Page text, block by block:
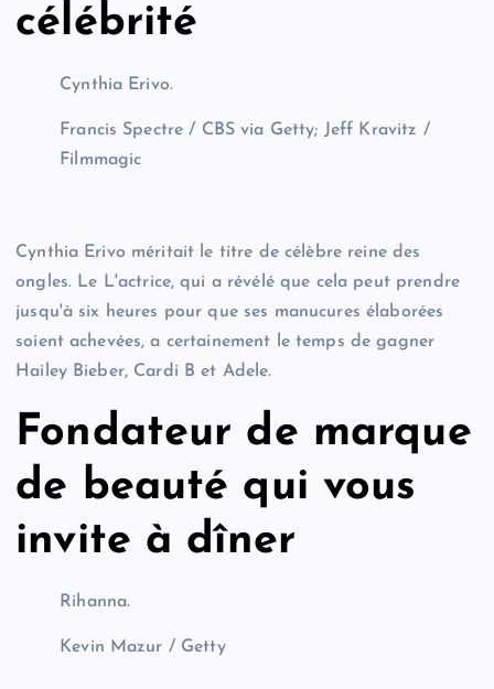
célébrité
Cynthia Erivo.
Francis Spectre / CBS via Getty; Jeff Kravitz /
Filmmagic
Cynthia Erivo méritait le titre de célèbre reine des
ongles. Le L'actrice, qui a révélé que cela peut prendre
jusqu'à six heures pour que ses manucures élaborées
soient achevées, a certainement le temps de gagner
Hailey Bieber, Cardi B et Adele.
Fondateur de marque
de beauté qui vous
invite à dîner
Rihanna.
Kevin Mazur / Getty